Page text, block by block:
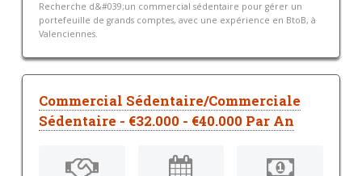
Recherche d&#039;un commercial sédentaire pour gérer un
portefeuille de grands comptes, avec une expérience en BtoB, à
Valenciennes.
Commercial Sédentaire/Commerciale
Sédentaire - €32.000 - €40.000 Par An